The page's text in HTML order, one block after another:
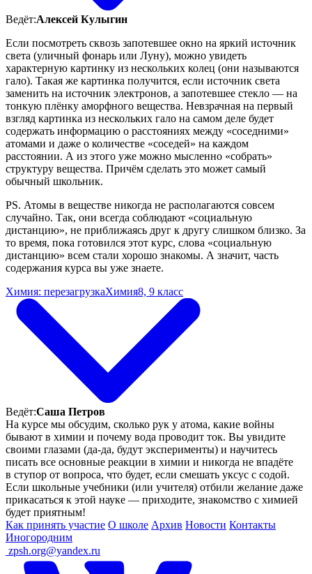
Ведёт:Алексей Кулыгин
Если посмотреть сквозь запотевшее окно на яркий источник
света (уличный фонарь или Луну), можно увидеть
характерную картинку из нескольких колец (они называются
гало). Такая же картинка получится, если источник света
заменить на источник электронов, а запотевшее стекло — на
тонкую плёнку аморфного вещества. Невзрачная на первый
взгляд картинка из нескольких гало на самом деле будет
содержать информацию о расстояниях между «соседними»
атомами и даже о количестве «соседей» на каждом
расстоянии. А из этого уже можно мысленно «собрать»
структуру вещества. Причём сделать это может самый
обычный школьник.
PS. Атомы в веществе никогда не располагаются совсем
случайно. Так, они всегда соблюдают «социальную
дистанцию», не приближаясь друг к другу слишком близко. За
то время, пока готовился этот курс, слова «социальную
дистанцию» всем стали хорошо знакомы. А значит, часть
содержания курса вы уже знаете.
Химия: перезагрузкаХимия8, 9 класс
Ведёт:Саша Петров
На курсе мы обсудим, сколько рук у атома, какие войны
бывают в химии и почему вода проводит ток. Вы увидите
своими глазами (да-да, будут эксперименты) и научитесь
писать все основные реакции в химии и никогда не впадёте
в ступор от вопроса, что будет, если смешать уксус с содой.
Если школьные учебники (или учителя) отбили желание даже
прикасаться к этой науке — приходите, знакомство с химией
будет приятным!
Как принять участие О школе Архив Новости Контакты
Иногородним
zpsh.org@yandex.ru